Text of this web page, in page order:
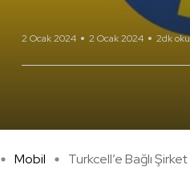
2 Ocak 2024 2 Ocak 2024 2dk
Mobil Turkcell’e Bağlı Şirket